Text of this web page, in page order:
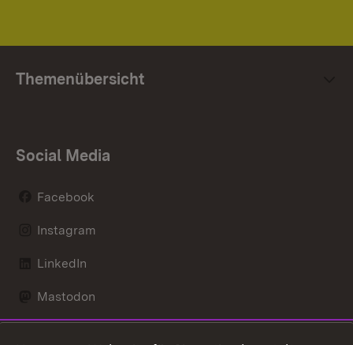
Themenübersicht
Social Media
Facebook
Instagram
LinkedIn
Mastodon